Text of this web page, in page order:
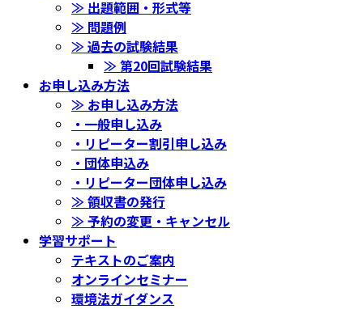
≫ 出題範囲・形式等
≫ 問題例
≫ 過去の試験結果
≫ 第20回試験結果
お申し込み方法
≫ お申し込み方法
・一般申し込み
・リピーター割引申し込み
・団体申込み
・リピーター団体申し込み
≫ 領収書の発行
≫ 予約の変更・キャンセル
学習サポート
テキストのご案内
オンラインセミナー
環境法ガイダンス